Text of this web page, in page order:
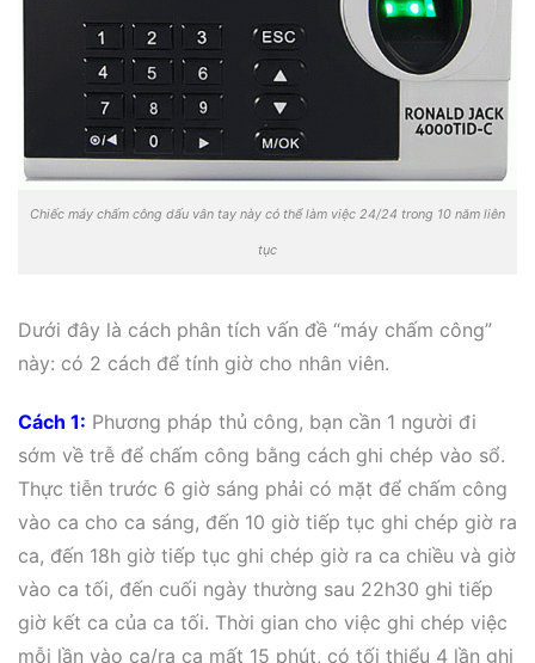
Chiếc máy chấm công dấu vân tay này có thể làm việc 24/24 trong 10 năm liên
tục
Dưới đây là cách phân tích vấn đề “máy chấm công”
này: có 2 cách để tính giờ cho nhân viên.
Cách 1: Phương pháp thủ công, bạn cần 1 người đi
sớm về trễ để chấm công bằng cách ghi chép vào sổ.
Thực tiễn trước 6 giờ sáng phải có mặt để chấm công
vào ca cho ca sáng, đến 10 giờ tiếp tục ghi chép giờ ra
ca, đến 18h giờ tiếp tục ghi chép giờ ra ca chiều và giờ
vào ca tối, đến cuối ngày thường sau 22h30 ghi tiếp
giờ kết ca của ca tối. Thời gian cho việc ghi chép việc
mỗi lần vào ca/ra ca mất 15 phút, có tối thiểu 4 lần ghi